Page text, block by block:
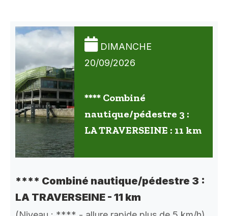
DIMANCHE
20/09/2026
**** Combiné
nautique/pédestre 3 :
LA TRAVERSEINE : 11 km
**** Combiné nautique/pédestre 3 :
LA TRAVERSEINE - 11 km